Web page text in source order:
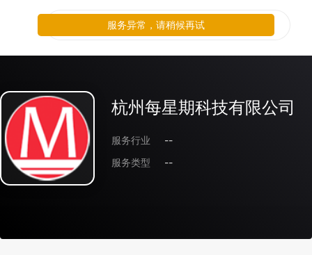
杭州每星期科技有限公司
服务行业
--
服务类型
--
服务异常，请稍候再试